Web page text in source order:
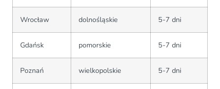
Wrocław dolnośląskie 5-7 dni
Gdańsk pomorskie 5-7 dni
Poznań wielkopolskie 5-7 dni